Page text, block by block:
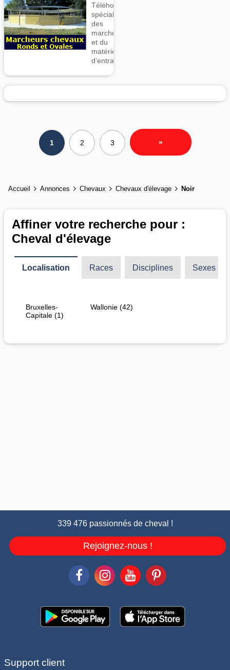
Téléhorse,
spécialiste
des
marcheurs
et du
matériel
d’entrainement
1 2 3 »
Accueil Annonces Chevaux Chevaux d'élevage Noir
Affiner votre recherche pour :
Cheval d'élevage
Localisation Races Disciplines Sexes
Bruxelles-
Capitale (1)
Wallonie (42)
339 476 passionnés de cheval !
Rejoignez-nous !
Support client